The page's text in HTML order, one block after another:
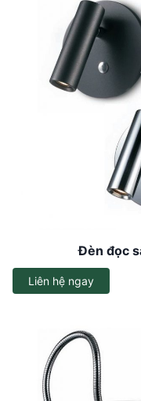
Đèn đọc
Liên hệ ngay